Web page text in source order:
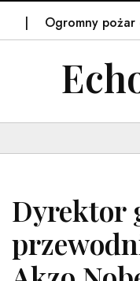
pożar
Dyrektor